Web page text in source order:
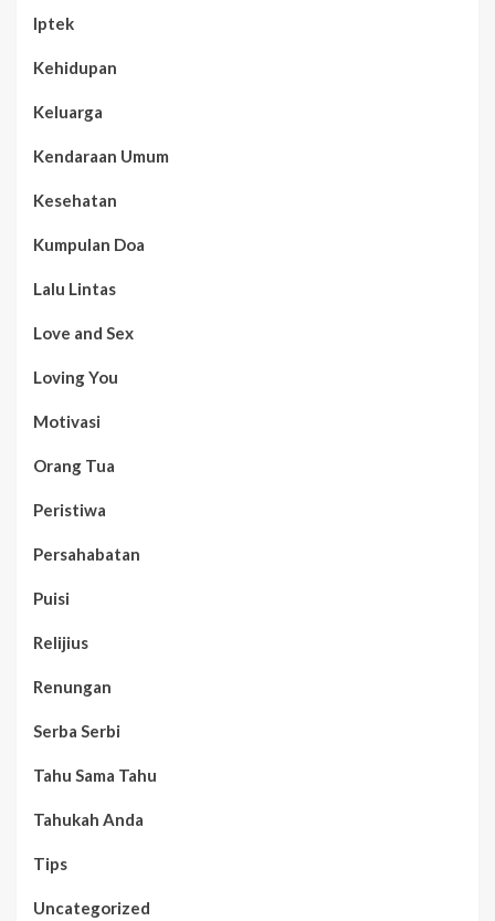
Iptek
Kehidupan
Keluarga
Kendaraan Umum
Kesehatan
Kumpulan Doa
Lalu Lintas
Love and Sex
Loving You
Motivasi
Orang Tua
Peristiwa
Persahabatan
Puisi
Relijius
Renungan
Serba Serbi
Tahu Sama Tahu
Tahukah Anda
Tips
Uncategorized